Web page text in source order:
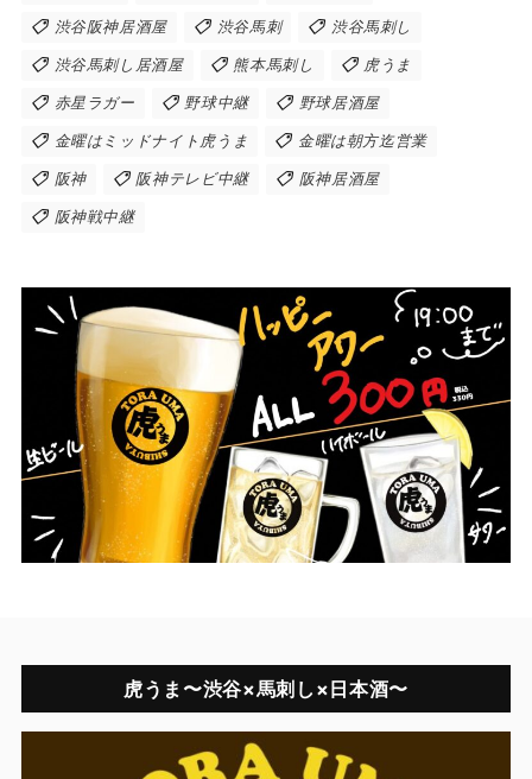
渋谷阪神居酒屋 渋谷馬刺 渋谷馬刺し
渋谷馬刺し居酒屋 熊本馬刺し 虎うま
赤星ラガー 野球中継 野球居酒屋
金曜はミッドナイト虎うま 金曜は朝方迄営業
阪神 阪神テレビ中継 阪神居酒屋
阪神戦中継
虎うま〜渋谷×馬刺し×日本酒〜